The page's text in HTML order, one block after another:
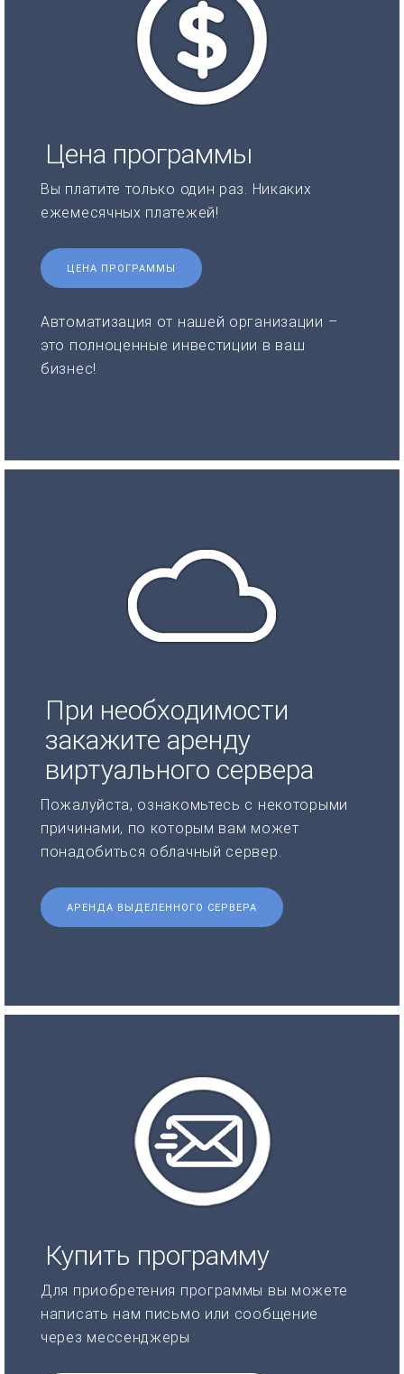
Цена программы
Вы платите только один раз. Никаких
ежемесячных платежей!
ЦЕНА ПРОГРАММЫ
Автоматизация от нашей организации –
это полноценные инвестиции в ваш
бизнес!
При необходимости
закажите аренду
виртуального сервера
Пожалуйста, ознакомьтесь с некоторыми
причинами, по которым вам может
понадобиться облачный сервер.
АРЕНДА ВЫДЕЛЕННОГО СЕРВЕРА
Купить программу
Для приобретения программы вы можете
написать нам письмо или сообщение
через мессенджеры